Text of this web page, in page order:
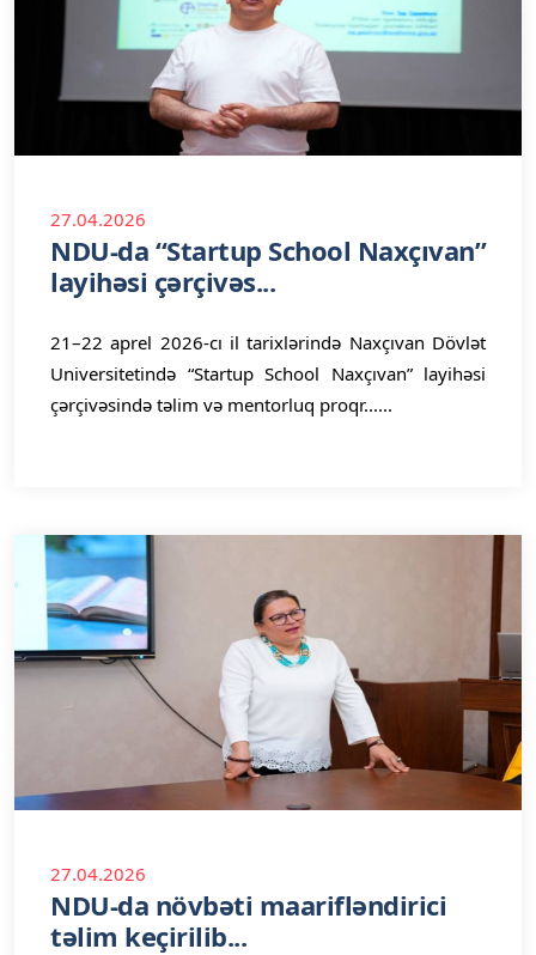
27.04.2026
NDU-da “Startup School Naxçıvan”
layihəsi çərçivəs...
21–22 aprel 2026-cı il tarixlərində Naxçıvan Dövlət
Universitetində “Startup School Naxçıvan” layihəsi
çərçivəsində təlim və mentorluq proqr......
27.04.2026
NDU-da növbəti maarifləndirici
təlim keçirilib...